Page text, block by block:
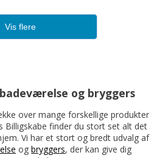
Vis flere
og bryggers
over mange forskellige produkter
Billigskabe finder du stort set alt det
Vi har et stort og bredt udvalg af
ogbryggers, der kan give dig